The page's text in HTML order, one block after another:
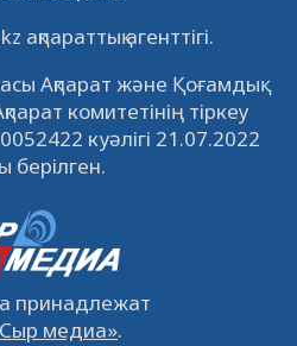
в Кызылорде 22
14937 0
агенттігі.
Ақпарат және Қоғамдық
комитетінің тіркеу
куәлігі 21.07.2022
берілген.
принадлежат
медиа».